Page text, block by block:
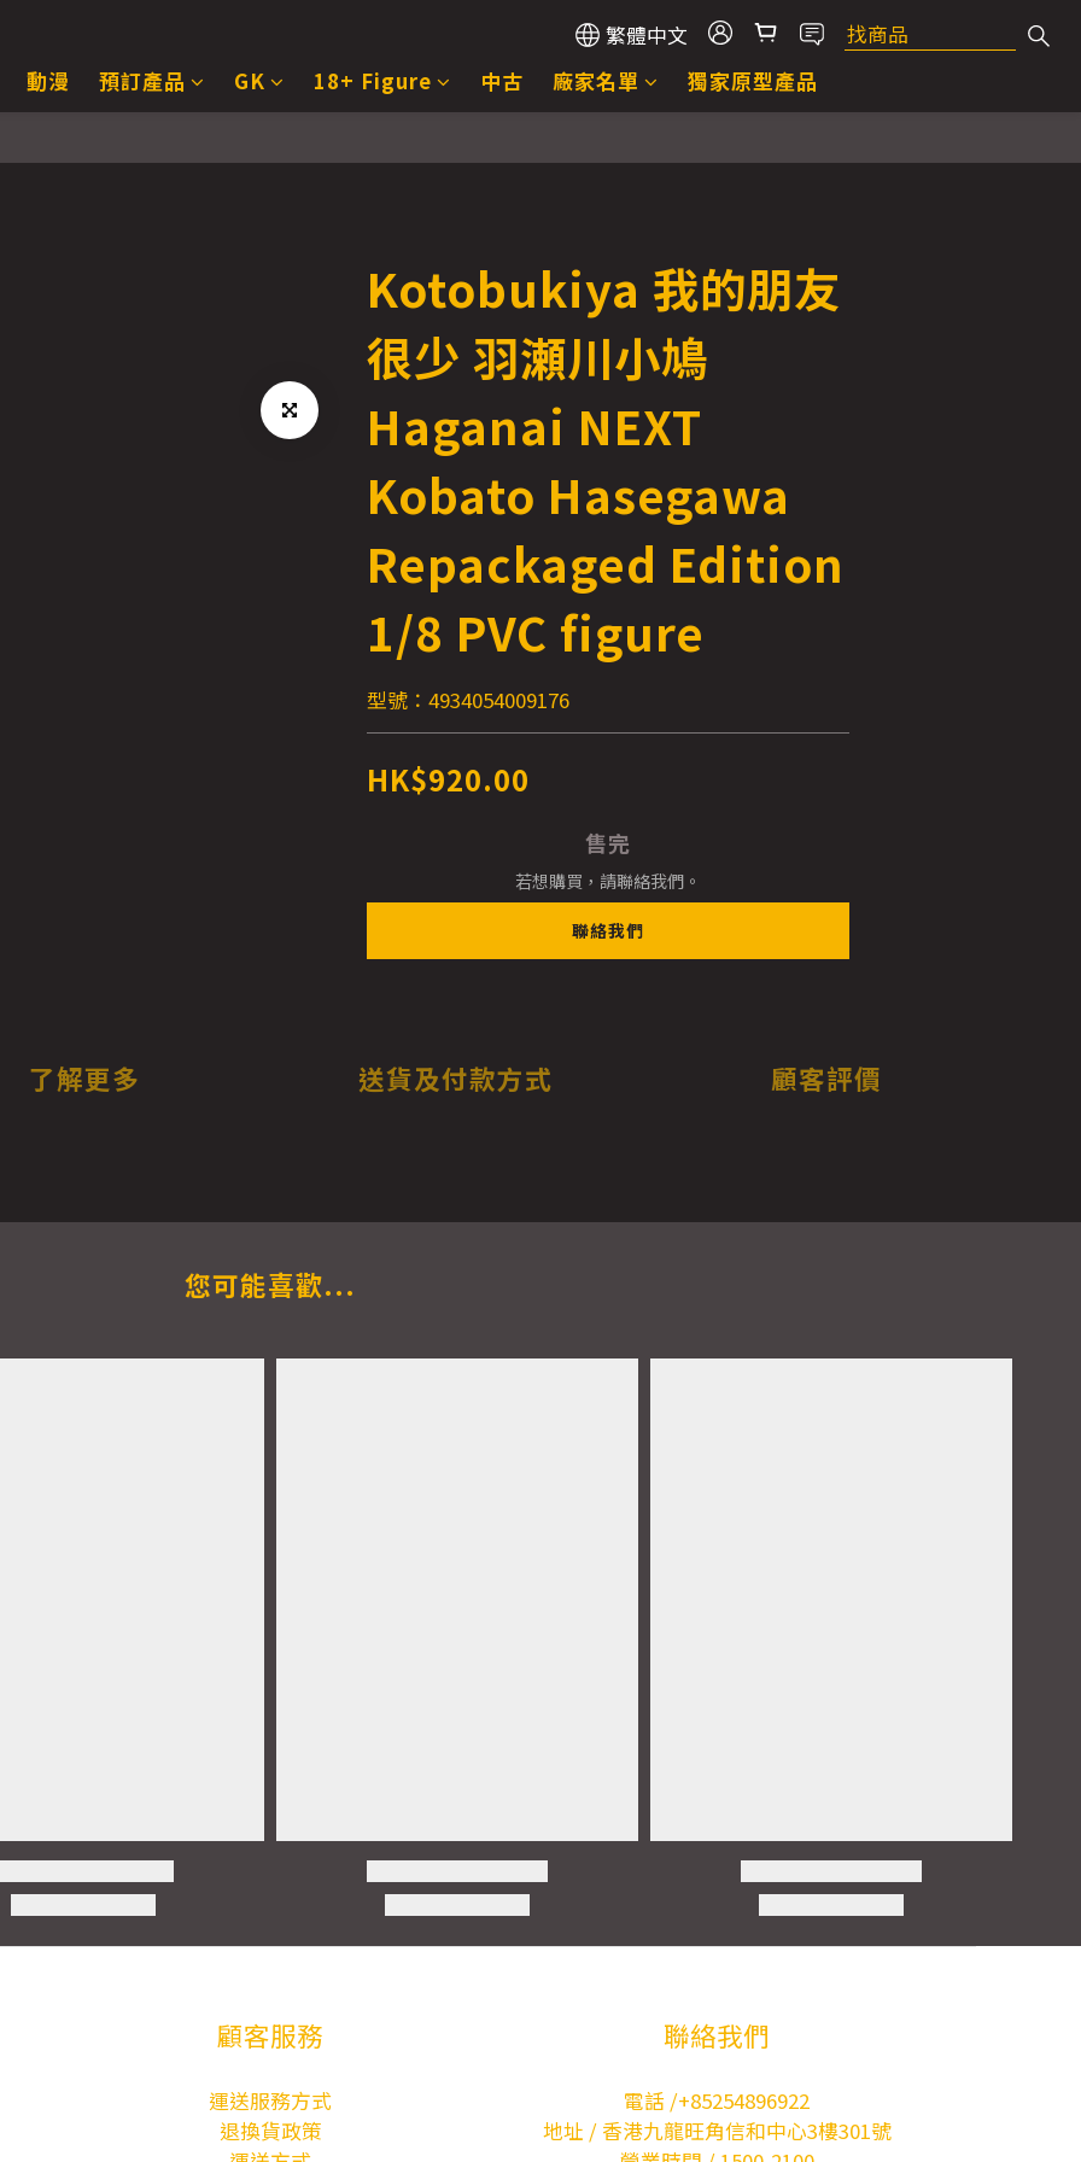
繁體中文
動漫
預訂產品 GK 18+ Figure 中古 廠家名單 獨家原型產品
Kotobukiya 我的朋友
很少 羽瀬川小鳩
Haganai NEXT
Kobato Hasegawa
Repackaged Edition
1/8 PVC figure
型號：4934054009176
HK$920.00
售完
若想購買，請聯絡我們。
聯絡我們
了解更多 送貨及付款方式 顧客評價
您可能喜歡...
顧客服務
運送服務方式
退換貨政策
聯絡我們
電話 /+85254896922
地址 / 香港九龍旺角信和中心3樓301號